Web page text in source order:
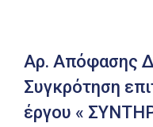
Αρ. Απόφασης
Συγκρότηση
έργου «